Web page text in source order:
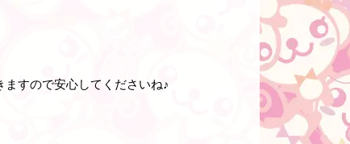
すので安心してくださいね♪